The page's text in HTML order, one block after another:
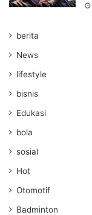
berita
News
lifestyle
bisnis
Edukasi
bola
sosial
Hot
Otomotif
Badminton